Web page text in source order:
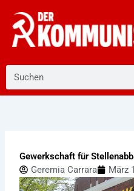
Inhalt
springen
Gewerkschaft für
Geremia Carrara
März